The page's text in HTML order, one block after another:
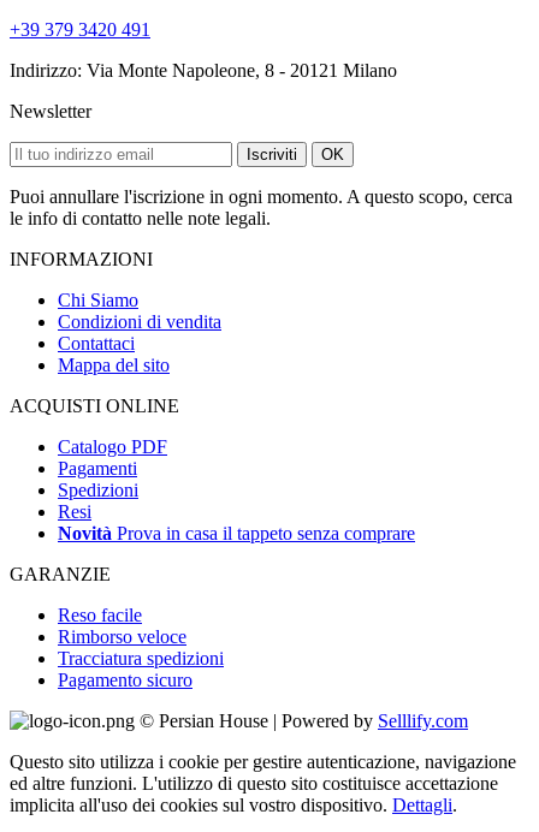
+39 379 3420 491
Indirizzo: Via Monte Napoleone, 8 - 20121 Milano
Newsletter
Iscriviti OK
Puoi annullare l'iscrizione in ogni momento. A questo scopo, cerca
le info di contatto nelle note legali.
INFORMAZIONI
Chi Siamo
Condizioni di vendita
Contattaci
Mappa del sito
ACQUISTI ONLINE
Catalogo PDF
Pagamenti
Spedizioni
Resi
Novità Prova in casa il tappeto senza comprare
GARANZIE
Reso facile
Rimborso veloce
Tracciatura spedizioni
Pagamento sicuro
© Persian House | Powered by Selllify.com
Questo sito utilizza i cookie per gestire autenticazione, navigazione
ed altre funzioni. L'utilizzo di questo sito costituisce accettazione
implicita all'uso dei cookies sul vostro dispositivo. Dettagli.